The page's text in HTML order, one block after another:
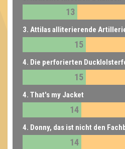
13
3. Attilas alliterierende
15
4. Die perforierten
15
4. That's my Jacket
14
4. Donny, das ist nicht den
14